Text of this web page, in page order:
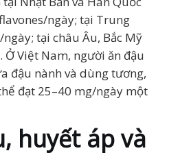
ngày; tại Trung
tại châu Âu, Bắc Mỹ
Việt Nam, người ăn đậu
đậu nành và dùng tương,
đạt 25–40 mg/ngày một
huyết áp và